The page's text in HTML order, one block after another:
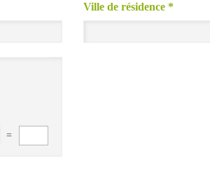
Ville de résidence *
=